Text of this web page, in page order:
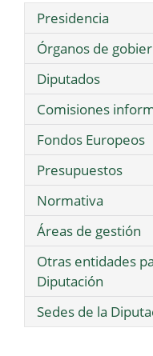
Presidencia
Órganos de
Diputados
Comisiones
Fondos Europeos
Presupuestos
Normativa
Áreas de gestión
Otras entidades
Diputación
Sedes de la